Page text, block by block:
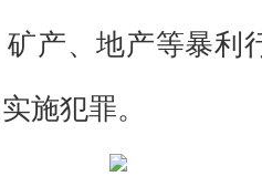
产、地产等暴利
施犯罪。